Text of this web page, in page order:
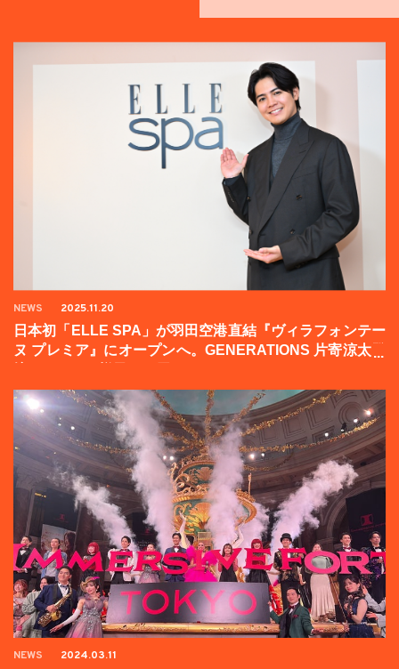
NEWS 2025.11.20
日本初「ELLE SPA」が羽田空港直結『ヴィラフォンテー
ヌ プレミア』にオープンへ。GENERATIONS 片寄涼太登
NEWS 2024.03.11